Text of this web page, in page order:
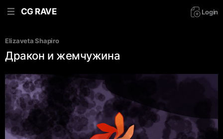
CG RAVE Login
Elizaveta Shapiro
Дракон и жемчужина